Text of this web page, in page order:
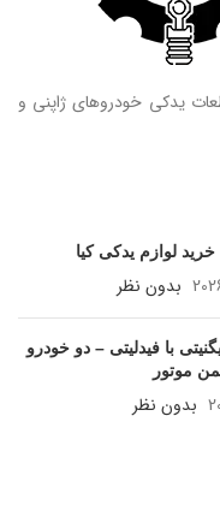
یدکی خودروهای ژاپنی و
خرید لوازم یدکی کیا
بدون نظر
با فیدلیتی – دو خودرو
موتور
بدون نظر